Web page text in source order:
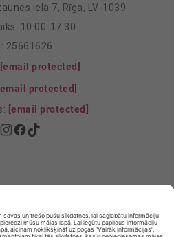
iela 7, Rīga, LV-1039
10.00-17.30
25661626
[email protected]
protected]
[email protected]
Iestatījumi
noteikumi